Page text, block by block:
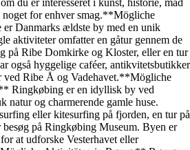
for enhver smag.**Mögliche
Danmarks ældste by med en unik
aktiviteter omfatter en gåtur gennem de
på Ribe Domkirke og Kloster, eller en tur
også hyggelige caféer, antikvitetsbutikker
ved Ribe Å og Vadehavet.**Mögliche
Ringkøbing er en idyllisk by ved
natur og charmerende gamle huse.
eller kitesurfing på fjorden, en tur på
besøg på Ringkøbing Museum. Byen er
at udforske Vesterhavet eller